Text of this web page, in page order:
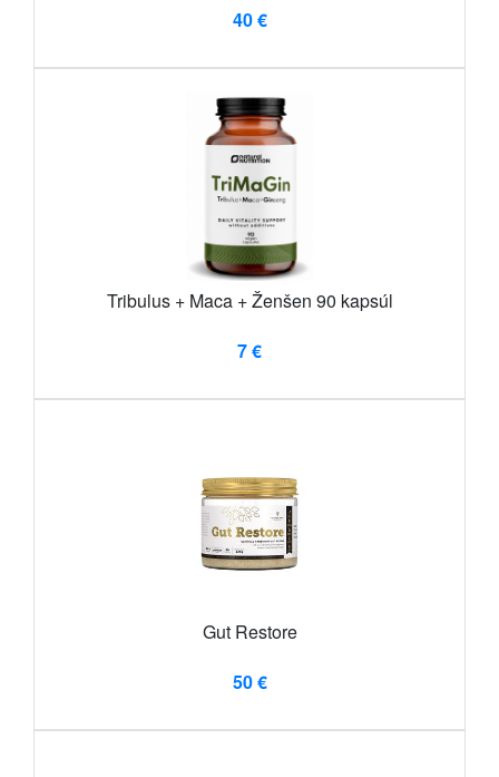
40 €
Tribulus + Maca + Ženšen 90 kapsúl
7 €
Gut Restore
50 €